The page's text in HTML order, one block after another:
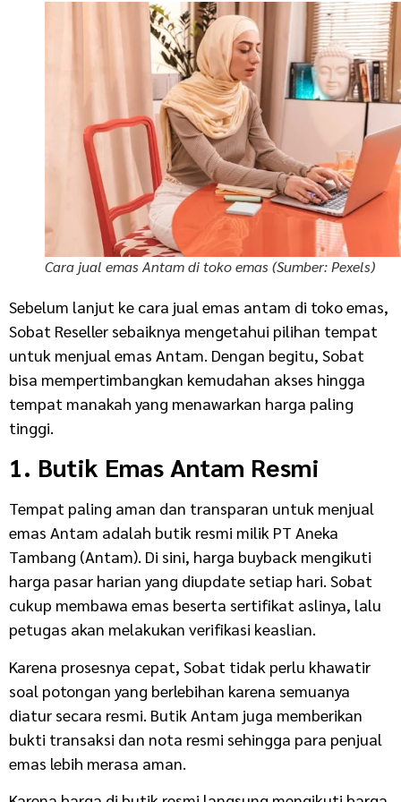
Cara jual emas Antam di toko emas (Sumber: Pexels)
Sebelum lanjut ke cara jual emas antam di toko emas,
Sobat Reseller sebaiknya mengetahui pilihan tempat
untuk menjual emas Antam. Dengan begitu, Sobat
bisa mempertimbangkan kemudahan akses hingga
tempat manakah yang menawarkan harga paling
tinggi.
1. Butik Emas Antam Resmi
Tempat paling aman dan transparan untuk menjual
emas Antam adalah butik resmi milik PT Aneka
Tambang (Antam). Di sini, harga buyback mengikuti
harga pasar harian yang diupdate setiap hari. Sobat
cukup membawa emas beserta sertifikat aslinya, lalu
petugas akan melakukan verifikasi keaslian.
Karena prosesnya cepat, Sobat tidak perlu khawatir
soal potongan yang berlebihan karena semuanya
diatur secara resmi. Butik Antam juga memberikan
bukti transaksi dan nota resmi sehingga para penjual
emas lebih merasa aman.